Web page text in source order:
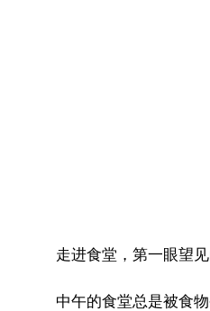
走进食堂，第一眼望
中午的食堂总是被食